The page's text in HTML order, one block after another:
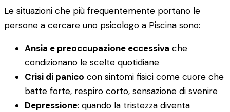
Le situazioni che più frequentemente portano le
persone a cercare uno psicologo a Piscina sono:
Ansia e preoccupazione eccessiva che
condizionano le scelte quotidiane
Crisi di panico con sintomi fisici come cuore che
batte forte, respiro corto, sensazione di svenire
Depressione: quando la tristezza diventa